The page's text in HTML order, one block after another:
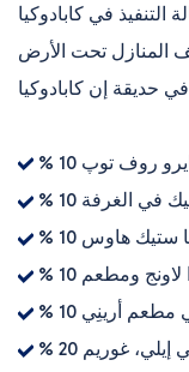
التنفيذ في كابادوكيا
المنازل تحت الأرض
حديقة إن كابادوكيا
في الغرفة
ستيك هاوس
لاونج ومطعم
في مطعم أرينِي
إيلي، غوريم